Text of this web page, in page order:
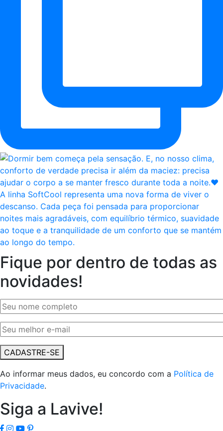
Fique por dentro de todas as
novidades!
CADASTRE-SE
Ao informar meus dados, eu concordo com a Política de
Privacidade.
Siga a Lavive!